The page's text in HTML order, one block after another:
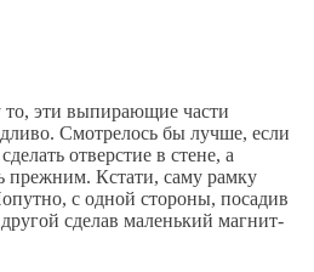
то, эти выпирающие части
Смотрелось бы лучше, если
отверстие в стене, а
прежним. Кстати, саму рамку
с одной стороны, посадив
сделав маленький магнит-